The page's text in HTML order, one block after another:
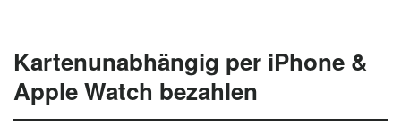
Kartenunabhängig per iPhone &
Apple Watch bezahlen